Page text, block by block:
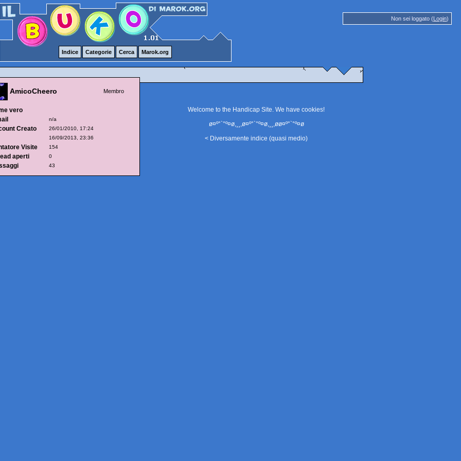
Non sei loggato (Login)
Indice Categorie Cerca Marok.org
AmicoCheero Membro
vero
n/a
Creato 26/01/2010, 17:24
16/09/2013, 23:36
Visite 154
aperti 0
43
Welcome to the Handicap Site. We have cookies!
ø¤º°`°º¤ø,¸¸,ø¤º°`°º¤ø,¸¸,øø¤º°`°º¤ø
< Diversamente indice (quasi medio)